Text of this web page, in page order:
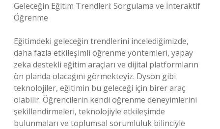
Geleceğin Eğitim Trendleri: Sorgulama ve İnteraktif
Öğrenme
Eğitimdeki geleceğin trendlerini incelediğimizde,
daha fazla etkileşimli öğrenme yöntemleri, yapay
zeka destekli eğitim araçları ve dijital platformların
ön planda olacağını görmekteyiz. Dyson gibi
teknolojiler, eğitimin bu geleceği için birer araç
olabilir. Öğrencilerin kendi öğrenme deneyimlerini
şekillendirmeleri, teknolojiyle etkileşimde
bulunmaları ve toplumsal sorumluluk bilinciyle